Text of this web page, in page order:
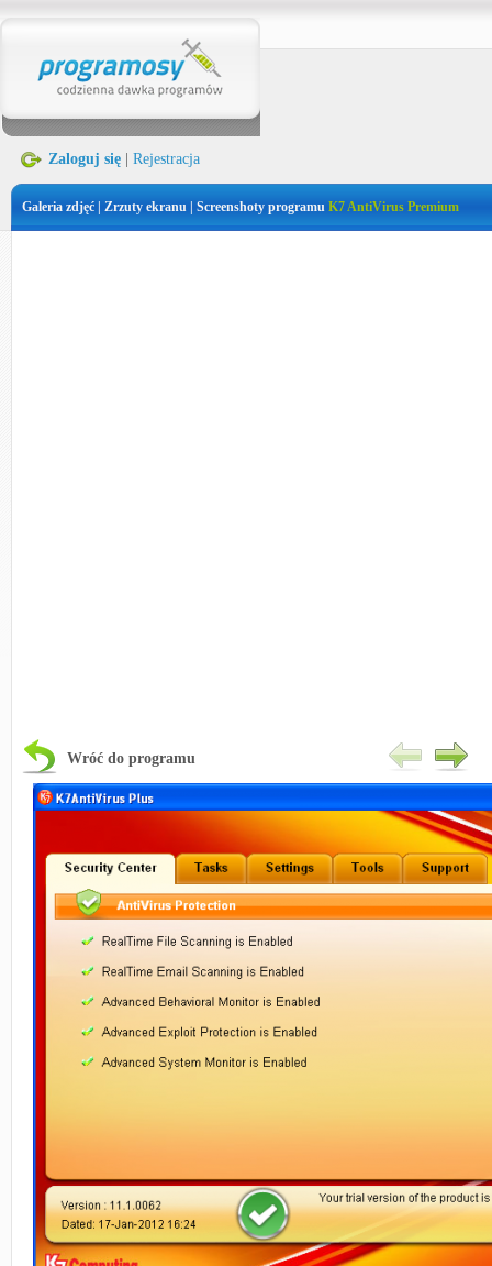
Zaloguj się Rejestracja
Galeria zdjęć | Zrzuty ekranu | Screenshoty programu K7 AntiVirus Premium
Wróć do programu